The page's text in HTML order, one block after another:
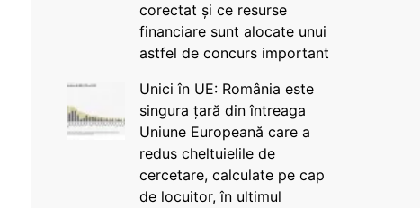
corectat și ce resurse
financiare sunt alocate unui
astfel de concurs important
Unici în UE: România este
singura țară din întreaga
Uniune Europeană care a
redus cheltuielile de
cercetare, calculate pe cap
de locuitor, în ultimul